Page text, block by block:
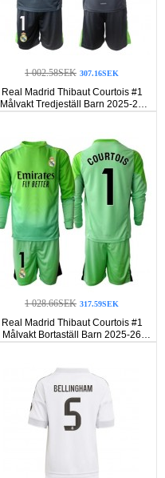
1 002.58SEK 307.16SEK
Real Madrid Thibaut Courtois #1
Målvakt Tredjeställ Barn 2025-26
Korta ärmar (+ Korta byxor)
1 028.66SEK 317.59SEK
Real Madrid Thibaut Courtois #1
Målvakt Bortaställ Barn 2025-26
Långa ärmar (+ Korta byxor)